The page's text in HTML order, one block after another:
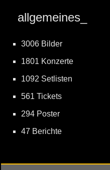
allgemeines_
3006 Bilder
1801 Konzerte
1092 Setlisten
561 Tickets
294 Poster
47 Berichte